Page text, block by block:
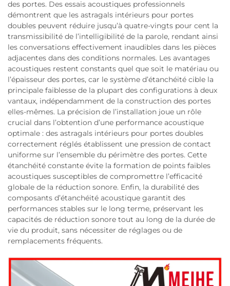
des portes. Des essais acoustiques professionnels
démontrent que les astragals intérieurs pour portes
doubles peuvent réduire jusqu’à quatre-vingts pour cent la
transmissibilité de l’intelligibilité de la parole, rendant ainsi
les conversations effectivement inaudibles dans les pièces
adjacentes dans des conditions normales. Les avantages
acoustiques restent constants quel que soit le matériau ou
l’épaisseur des portes, car le système d’étanchéité cible la
principale faiblesse de la plupart des configurations à deux
vantaux, indépendamment de la construction des portes
elles-mêmes. La précision de l’installation joue un rôle
crucial dans l’obtention d’une performance acoustique
optimale : des astragals intérieurs pour portes doubles
correctement réglés établissent une pression de contact
uniforme sur l’ensemble du périmètre des portes. Cette
étanchéité constante évite la formation de points faibles
acoustiques susceptibles de compromettre l’efficacité
globale de la réduction sonore. Enfin, la durabilité des
composants d’étanchéité acoustique garantit des
performances stables sur le long terme, préservant les
capacités de réduction sonore tout au long de la durée de
vie du produit, sans nécessiter de réglages ou de
remplacements fréquents.